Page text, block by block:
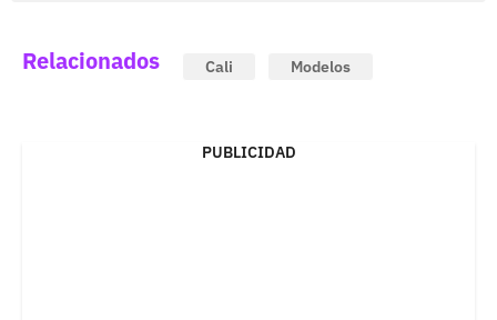
Relacionados Cali Modelos
PUBLICIDAD